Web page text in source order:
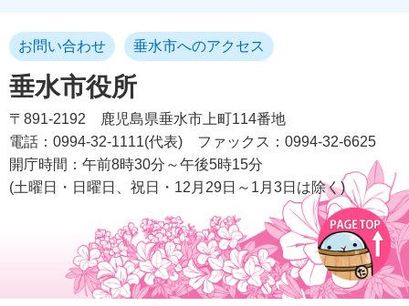
垂水市役所
お問い合わせ 垂水市へのアクセス
〒891-2192
鹿児島県垂水市上町114番地
電話：0994-32-1111(代表)
ファックス：0994-32-6625
開庁時間：午前8時30分～午後5時15分
(土曜日・日曜日、祝日・12月29日～1月3日は除く)